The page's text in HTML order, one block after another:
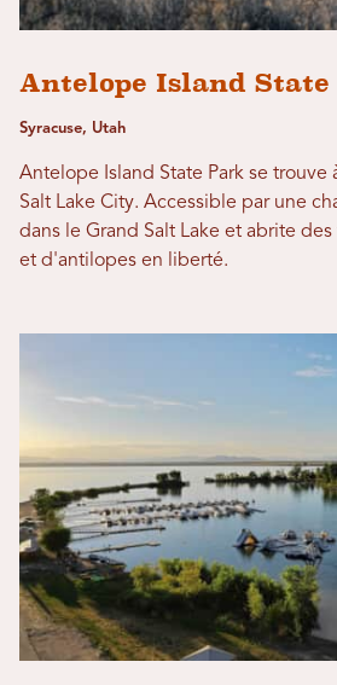
Antelope Island
Syracuse, Utah
Antelope Island State Park se trouve
Salt Lake City. Accessible par une
dans le Grand Salt Lake et abrite
et d'antilopes en liberté.